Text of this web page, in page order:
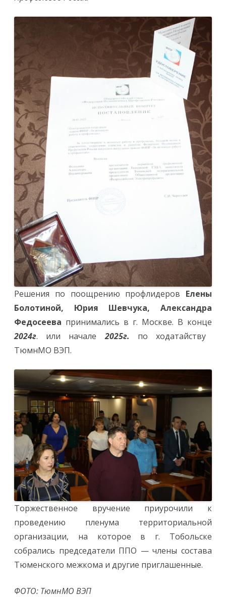
Решения по поощрению профлидеров Елены
Болотиной, Юрия Шевчука, Александра
Федосеева принимались в г. Москве. В конце
2024г. или начале2025г. по ходатайству
ТюмнМО ВЭП.
Торжественное вручение приурочили к
проведению пленума территориальной
организации, на которое в г. Тобольске
собрались председатели ППО — члены состава
Тюменского межкома и другие приглашенные.
ФОТО: ТюмнМО ВЭП